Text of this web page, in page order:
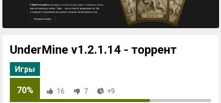
UnderMine v1.2.1.14 - торрент
Игры
70% 16 7 +9